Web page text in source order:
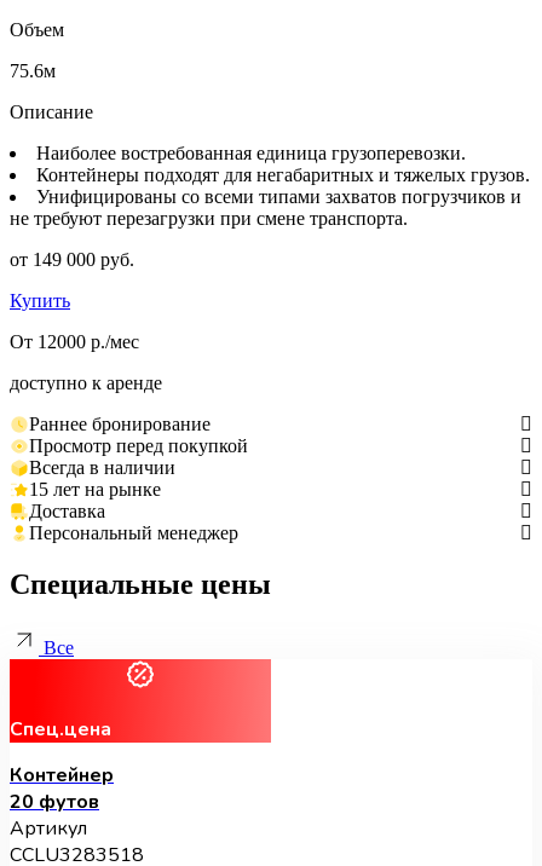
Объем
75.6м
Описание
Наиболее востребованная единица грузоперевозки.
Контейнеры подходят для негабаритных и тяжелых грузов.
Унифицированы со всеми типами захватов погрузчиков и
не требуют перезагрузки при смене транспорта.
от 149 000 руб.
Купить
От 12000 р./мес
доступно к аренде
Раннее бронирование
Просмотр перед покупкой
Всегда в наличии
15 лет на рынке
Доставка
Персональный менеджер
Специальные цены
Все
Спец.цена
Контейнер
20 футов
Артикул
CCLU3283518